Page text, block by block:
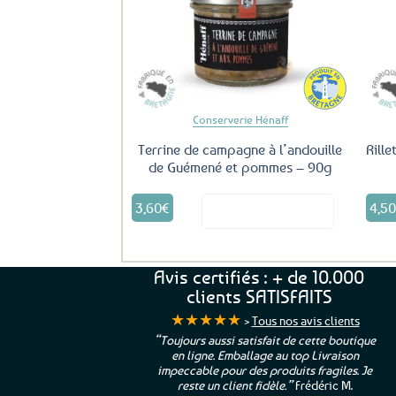
Conserverie Hénaff
Terrine de campagne à l’andouille
de Guémené et pommes – 90g
3,60€ 4,50
Avis certifiés : + de 10.000
clients SATISFAITS
★★★★★ >Tous nos avis clients
“Toujours aussi satisfait de cette boutique
en ligne. Emballage au top Livraison
impeccable pour des produits fragiles. Je
reste un client fidèle.”Frédéric M.